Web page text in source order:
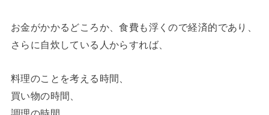
お金がかかるどころか、食費も浮くので経済的であり、
さらに自炊している人からすれば、
料理のことを考える時間、
買い物の時間、